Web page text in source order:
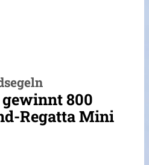
800
Regatta Mini